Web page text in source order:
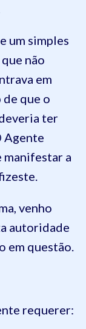
um simples
não
em
que o
ter
Agente
manifestar a
venho
autoridade
em questão.
requerer: